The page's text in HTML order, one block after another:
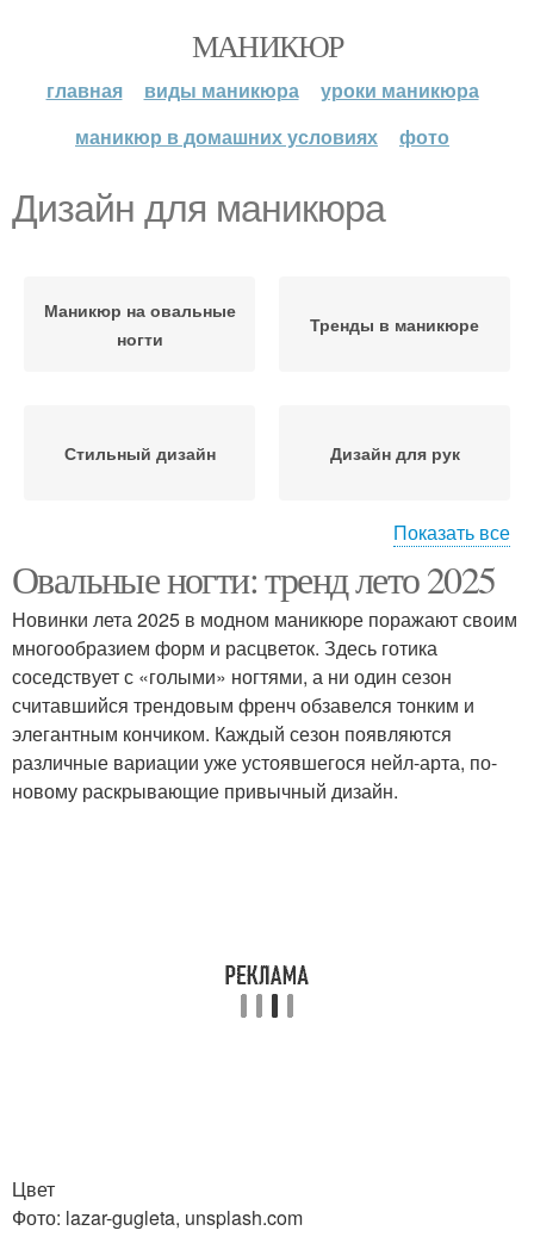
МАНИКЮР
главная виды маникюра
уроки маникюра
маникюр в домашних условиях
фото
Дизайн для маникюра
Маникюр на овальные
ногти
Тренды в маникюре
Стильный дизайн Дизайн для рук
Голубой маникюр
Маникюр для длинных
ногтей
Маникюр для коротких
ногтей
Розовый маникюр
Маникюр с черным и
маникюр на короткие
Показать все
Овальные ногти: тренд лето 2025
Новинки лета 2025 в модном маникюре поражают своим
многообразием форм и расцветок. Здесь готика
соседствует с «голыми» ногтями, а ни один сезон
считавшийся трендовым френч обзавелся тонким и
элегантным кончиком. Каждый сезон появляются
различные вариации уже устоявшегося нейл-арта, по-
новому раскрывающие привычный дизайн.
Цвет
Фото: lazar-gugleta, unsplash.com